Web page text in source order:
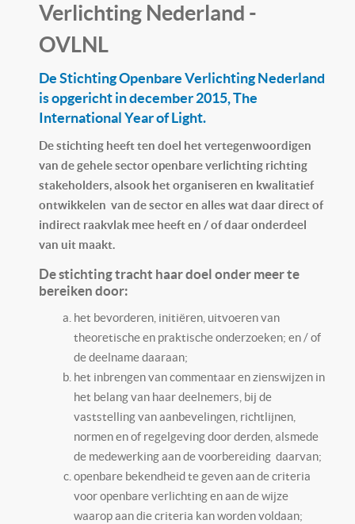
Verlichting Nederland -
OVLNL
De Stichting Openbare Verlichting Nederland
is opgericht in december 2015, The
International Year of Light.
De stichting heeft ten doel het vertegenwoordigen
van de gehele sector openbare verlichting richting
stakeholders, alsook het organiseren en kwalitatief
ontwikkelen van de sector en alles wat daar direct of
indirect raakvlak mee heeft en / of daar onderdeel
van uit maakt.
De stichting tracht haar doel onder meer te
bereiken door:
het bevorderen, initiëren, uitvoeren van
theoretische en praktische onderzoeken; en / of
de deelname daaraan;
het inbrengen van commentaar en zienswijzen in
het belang van haar deelnemers, bij de
vaststelling van aanbevelingen, richtlijnen,
normen en of regelgeving door derden, alsmede
de medewerking aan de voorbereiding daarvan;
openbare bekendheid te geven aan de criteria
voor openbare verlichting en aan de wijze
waarop aan die criteria kan worden voldaan;